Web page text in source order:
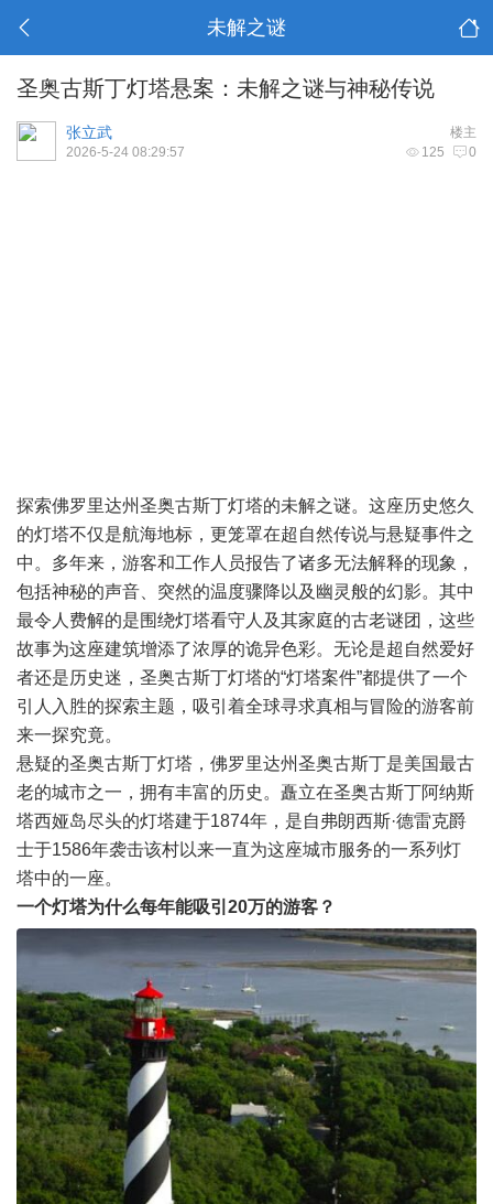
未解之谜
圣奥古斯丁灯塔悬案：未解之谜与神秘传说
楼主
张立武
125 0
2026-5-24 08:29:57
探索佛罗里达州圣奥古斯丁灯塔的未解之谜。这座历史悠久
的灯塔不仅是航海地标，更笼罩在超自然传说与悬疑事件之
中。多年来，游客和工作人员报告了诸多无法解释的现象，
包括神秘的声音、突然的温度骤降以及幽灵般的幻影。其中
最令人费解的是围绕灯塔看守人及其家庭的古老谜团，这些
故事为这座建筑增添了浓厚的诡异色彩。无论是超自然爱好
者还是历史迷，圣奥古斯丁灯塔的“灯塔案件”都提供了一个
引人入胜的探索主题，吸引着全球寻求真相与冒险的游客前
来一探究竟。
悬疑的圣奥古斯丁灯塔，佛罗里达州圣奥古斯丁是美国最古
老的城市之一，拥有丰富的历史。矗立在圣奥古斯丁阿纳斯
塔西娅岛尽头的灯塔建于1874年，是自弗朗西斯·德雷克爵
士于1586年袭击该村以来一直为这座城市服务的一系列灯
塔中的一座。
一个灯塔为什么每年能吸引20万的游客？